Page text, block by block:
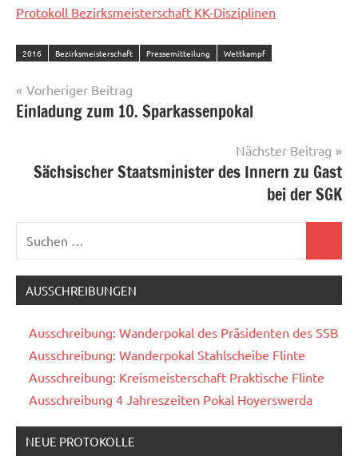
Protokoll Bezirksmeisterschaft KK-Disziplinen
2016 Bezirksmeisterschaft Pressemitteilung Wettkampf
Beitragsnavigation
Vorheriger Beitrag
Einladung zum 10. Sparkassenpokal
Nächster Beitrag
Sächsischer Staatsminister des Innern zu Gast
bei der SGK
AUSSCHREIBUNGEN
Ausschreibung: Wanderpokal des Präsidenten des SSB
Ausschreibung: Wanderpokal Stahlscheibe Flinte
Ausschreibung: Kreismeisterschaft Praktische Flinte
Ausschreibung 4 Jahreszeiten Pokal Hoyerswerda
NEUE PROTOKOLLE